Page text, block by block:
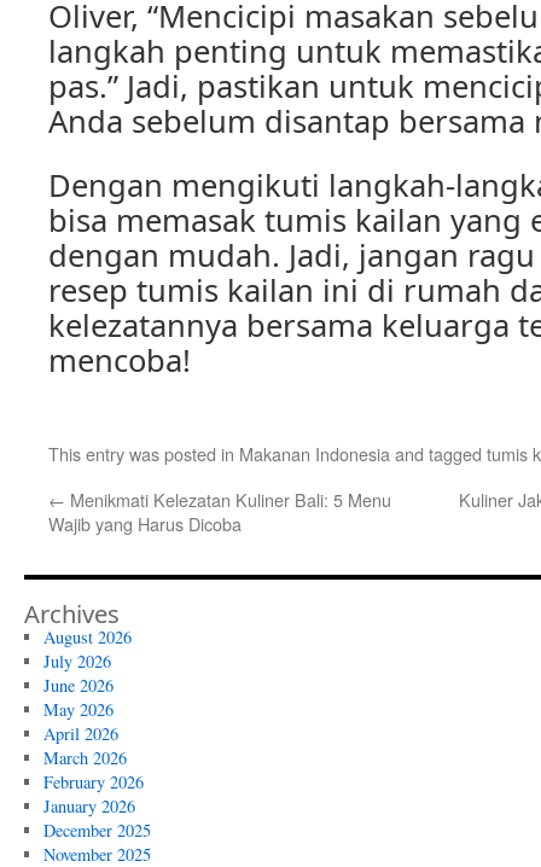
Oliver, “Mencicipi masakan
langkah penting untuk
pas.” Jadi, pastikan untuk
Anda sebelum disantap bersama
Dengan mengikuti langkah-
bisa memasak tumis kailan yang
dengan mudah. Jadi, jangan
resep tumis kailan ini di rumah
kelezatannya bersama keluarga
mencoba!
This entry was posted in Makanan Indonesia and tagged tumis
← Menikmati Kelezatan Kuliner Bali: 5 Menu
Wajib yang Harus Dicoba
Kuliner
Archives
August 2026
July 2026
June 2026
May 2026
April 2026
March 2026
February 2026
January 2026
December 2025
November 2025